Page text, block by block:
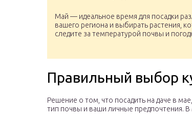
Май — идеальное время для посадки
вашего региона и выбирать растения,
следите за температурой почвы и
Правильный выбор
Решение о том, что посадить на даче в
тип почвы и ваши личные предпочтения.